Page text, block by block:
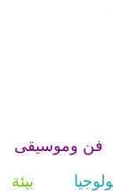
فن وموسيقى
بيئة